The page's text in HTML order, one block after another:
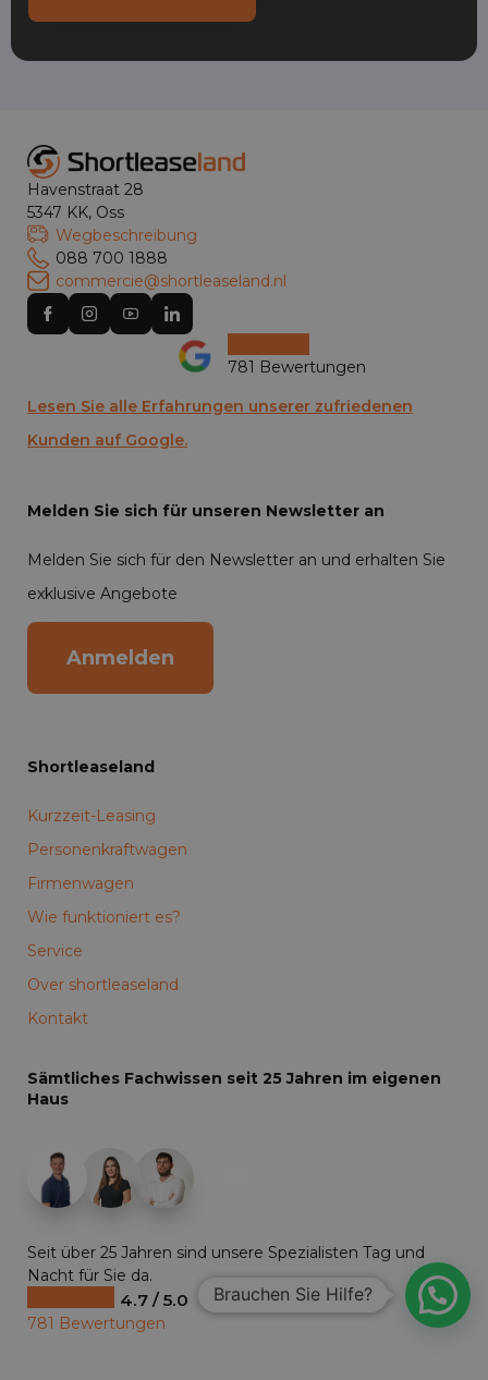
Havenstraat 28
5347 KK, Oss
Wegbeschreibung
088 700 1888
commercie@shortleaseland.nl
781 Bewertungen
Lesen Sie alle Erfahrungen unserer zufriedenen
Kunden auf Google.
Melden Sie sich für unseren Newsletter an
Melden Sie sich für den Newsletter an und erhalten Sie
exklusive Angebote
Anmelden
Shortleaseland
Kurzzeit-Leasing
Personenkraftwagen
Firmenwagen
Wie funktioniert es?
Service
Over shortleaseland
Kontakt
Sämtliches Fachwissen seit 25 Jahren im eigenen
Haus
Seit über 25 Jahren sind unsere Spezialisten Tag und
Nacht für Sie da.
4.7 / 5.0
781 Bewertungen
Brauchen Sie Hilfe?